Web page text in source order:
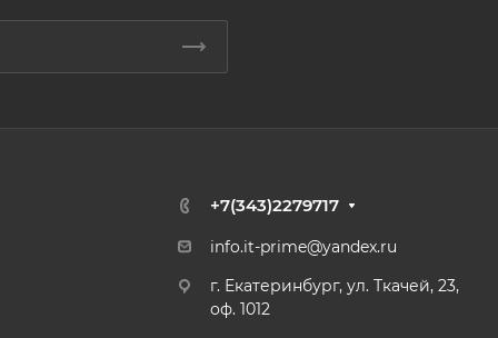
+7(343)2279717
info.it-prime@yandex.ru
г. Екатеринбург, ул. Ткачей, 23,
оф. 1012